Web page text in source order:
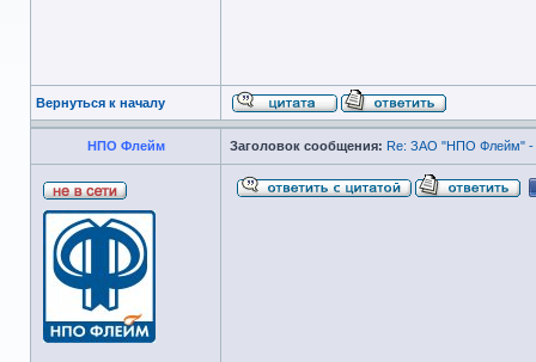
Вернуться к началу
НПО Флейм Заголовок сообщения: Re: ЗАО "НПО Флейм" -